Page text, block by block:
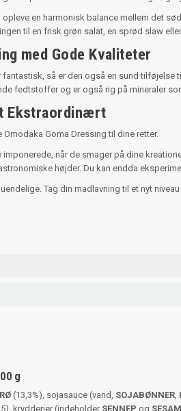
en harmonisk balance mellem det
til en frisk grøn salat, en sprød slaw
med Gode Kvaliteter
så er den også en sund
fedtstoffer og er også rig på mineraler
Ekstraordinært
Goma Dressing til dine retter.
når de smager på dine
højder. Du kan endda
Tag din madlavning til et nyt
g
(13,3%), sojasauce (vand, SOJABØNNER
krydderier (indeholder SENNEP og